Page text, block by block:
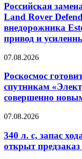
Российская
Land Rover
внедорожника
привод и
07.08.2026
Роскосмос
спутникам
совершенно
07.08.2026
340 л. с, запас
открыт